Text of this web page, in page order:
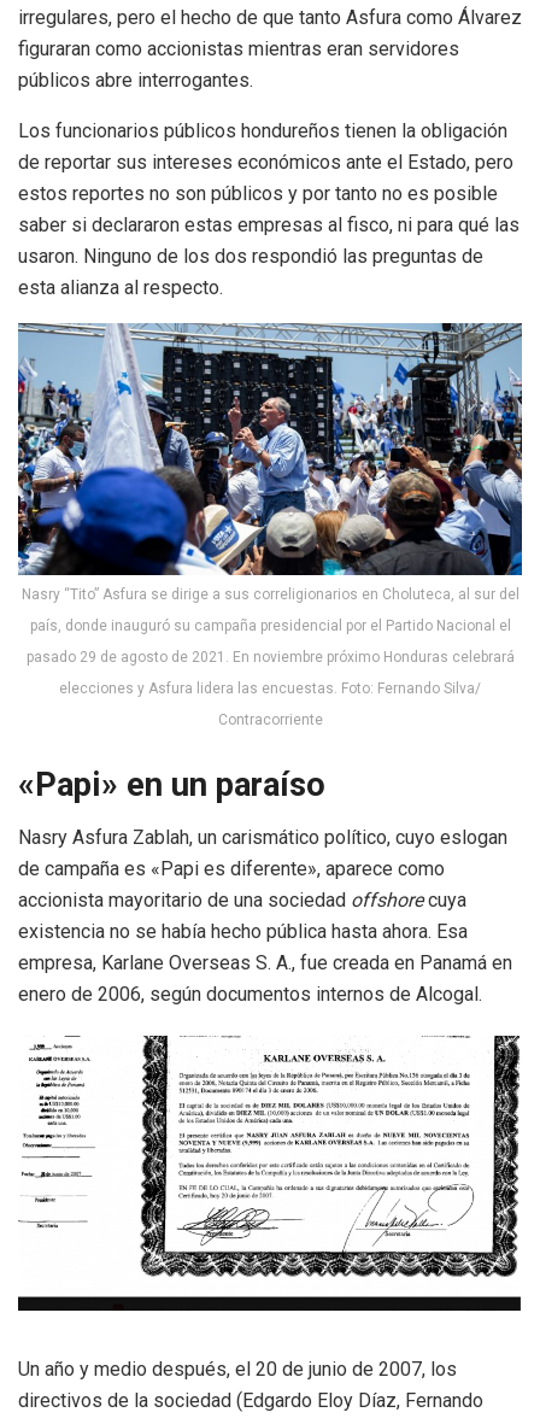
irregulares, pero el hecho de que tanto Asfura como Álvarez
figuraran como accionistas mientras eran servidores
públicos abre interrogantes.
Los funcionarios públicos hondureños tienen la obligación
de reportar sus intereses económicos ante el Estado, pero
estos reportes no son públicos y por tanto no es posible
saber si declararon estas empresas al fisco, ni para qué las
usaron. Ninguno de los dos respondió las preguntas de
esta alianza al respecto.
Nasry “Tito” Asfura se dirige a sus correligionarios en Choluteca, al sur del
país, donde inauguró su campaña presidencial por el Partido Nacional el
pasado 29 de agosto de 2021. En noviembre próximo Honduras celebrará
elecciones y Asfura lidera las encuestas. Foto: Fernando Silva/
Contracorriente
«Papi» en un paraíso
Nasry Asfura Zablah, un carismático político, cuyo eslogan
de campaña es «Papi es diferente», aparece como
accionista mayoritario de una sociedad offshorecuya
existencia no se había hecho pública hasta ahora. Esa
empresa, Karlane Overseas S. A., fue creada en Panamá en
enero de 2006, según documentos internos de Alcogal.
Un año y medio después, el 20 de junio de 2007, los
directivos de la sociedad (Edgardo Eloy Díaz, Fernando